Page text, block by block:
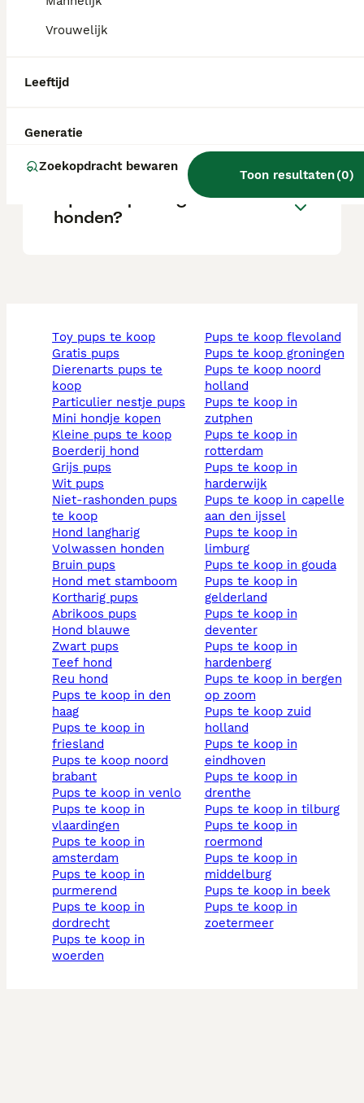
Vrouwelijk
Leeftijd
Generatie
Zoekopdracht bewaren
Toon resultaten(0)
Maltipom?
Zijn Maltipoms goede
honden?
toy pups te koop
gratis pups
dierenarts pups te
koop
particulier nestje pups
mini hondje kopen
kleine pups te koop
boerderij hond
grijs pups
wit pups
niet-rashonden pups
te koop
hond langharig
volwassen honden
bruin pups
hond met stamboom
kortharig pups
abrikoos pups
hond blauwe
zwart pups
teef hond
reu hond
pups te koop in den
haag
pups te koop in
friesland
pups te koop noord
brabant
pups te koop in venlo
pups te koop in
vlaardingen
pups te koop in
amsterdam
pups te koop in
purmerend
pups te koop in
dordrecht
pups te koop in
woerden
pups te koop flevoland
pups te koop groningen
pups te koop noord
holland
pups te koop in
zutphen
pups te koop in
rotterdam
pups te koop in
harderwijk
pups te koop in capelle
aan den ijssel
pups te koop in
limburg
pups te koop in gouda
pups te koop in
gelderland
pups te koop in
deventer
pups te koop in
hardenberg
pups te koop in bergen
op zoom
pups te koop zuid
holland
pups te koop in
eindhoven
pups te koop in
drenthe
pups te koop in tilburg
pups te koop in
roermond
pups te koop in
middelburg
pups te koop in beek
pups te koop in
zoetermeer